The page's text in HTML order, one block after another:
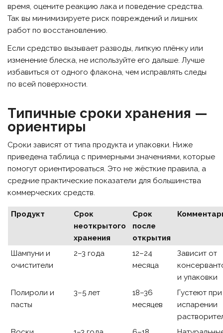
время, оцените реакцию лака и поведение средства.
Так вы минимизируете риск повреждений и лишних
работ по восстановлению.
Если средство вызывает разводы, липкую плёнку или
изменение блеска, не используйте его дальше. Лучше
избавиться от одного флакона, чем исправлять следы
по всей поверхности.
Типичные сроки хранения —
ориентиры
Сроки зависят от типа продукта и упаковки. Ниже
приведена таблица с примерными значениями, которые
помогут ориентироваться. Это не жёсткие правила, а
средние практические показатели для большинства
коммерческих средств.
Продукт
Срок
неоткрытого
хранения
Срок
после
открытия
Шампуни и
очистители
2–3 года
12–24
месяца
Зависит от
и упаковки
Полироли и
пасты
3–5 лет
18–36
месяцев
Густеют при
испарении